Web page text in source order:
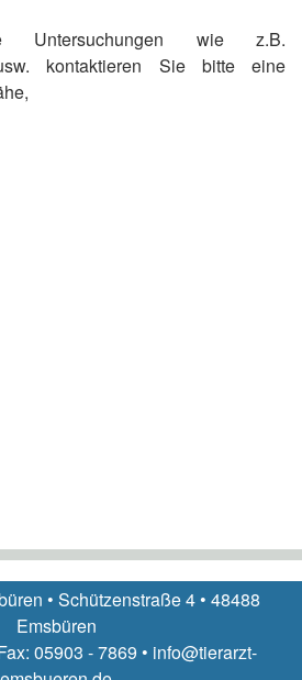
Untersuchungen wie z.B.
kontaktieren Sie bitte eine
• Schützenstraße 4 • 48488
Emsbüren
05903 - 7869 • info@tierarzt-